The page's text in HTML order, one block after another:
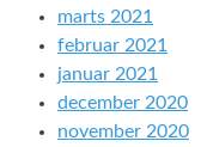
marts 2021
februar 2021
januar 2021
december 2020
november 2020